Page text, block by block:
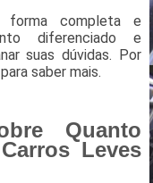
forma completa e
diferenciado e
suas dúvidas. Por
saber mais.
Quanto
Leves